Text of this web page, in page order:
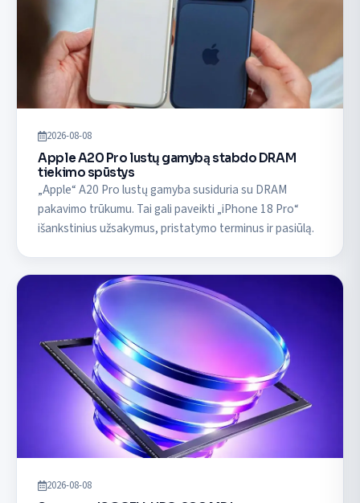
2026-08-08
Apple A20 Pro lustų gamybą stabdo DRAM
tiekimo spūstys
„Apple“ A20 Pro lustų gamyba susiduria su DRAM
pakavimo trūkumu. Tai gali paveikti „iPhone 18 Pro“
išankstinius užsakymus, pristatymo terminus ir pasiūlą.
2026-08-08